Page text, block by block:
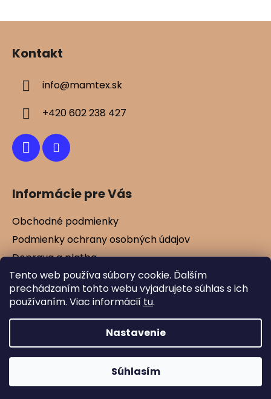
Tento web používa súbory cookie. Ďalším
prechádzaním tohto webu vyjadrujete súhlas s ich
používaním. Viac informácií tu.
Nastavenie
Súhlasím
ý
Kontakt
info@mamtex.sk
+420 602 238 427
Informácie pre Vás
Obchodné podmienky
Podmienky ochrany osobných údajov
Doprava a platba
Kontakty
Vernostné zľavy
Vytvoril Shoptet
Mamtex.sk
vyhradené.